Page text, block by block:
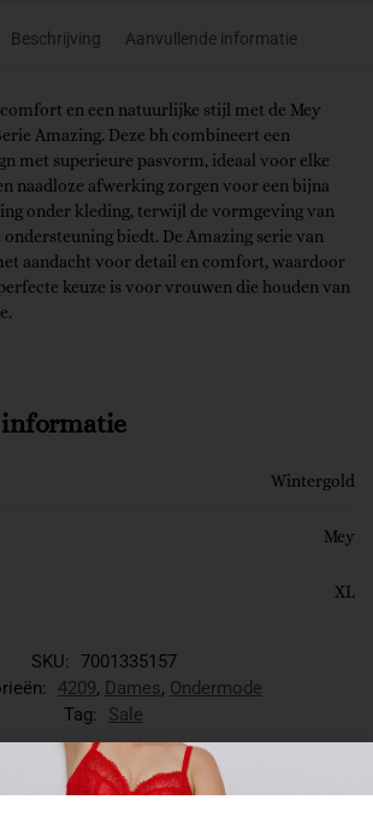
Beschrijving Aanvullende informatie
en een natuurlijke stijl met de Mey
Amazing. Deze bh combineert een
met superieure pasvorm, ideaal voor elke
naadloze afwerking zorgen voor een bijna
onder kleding, terwijl de vormgeving van
ondersteuning biedt. De Amazing serie van
aandacht voor detail en comfort, waardoor
keuze is voor vrouwen die houden van
informatie
Wintergold
Mey
XL
SKU:
7001335157
4209, Dames, Ondermode
Tag:
Sale
producten